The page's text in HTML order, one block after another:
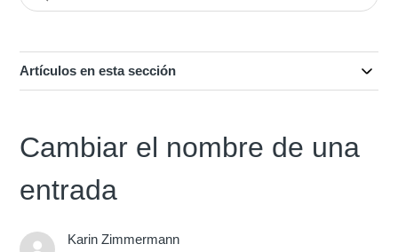
Artículos en esta sección
Cambiar el nombre de una
entrada
Karin Zimmermann